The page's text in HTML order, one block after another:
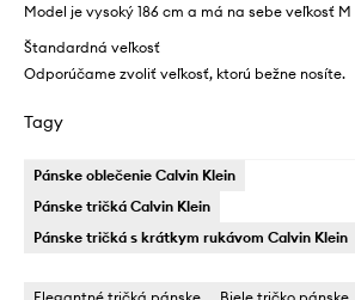
Model je vysoký 186 cm a má na sebe veľkosť M
Štandardná veľkosť
Odporúčame zvoliť veľkosť, ktorú bežne nosíte.
Tagy
Pánske oblečenie Calvin Klein
Pánske tričká Calvin Klein
Pánske tričká s krátkym rukávom Calvin Klein